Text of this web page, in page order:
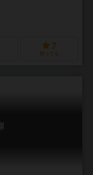
7
持ってる